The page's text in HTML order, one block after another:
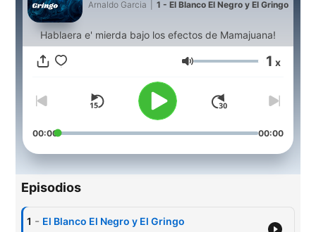
Arnaldo Garcia 1 - El Blanco El Negro y El Gringo
Hablaera e' mierda bajo los efectos de Mamajuana!
Volumen 1 x
00:00 00:00
Episodios
1 - El Blanco El Negro y El Gringo